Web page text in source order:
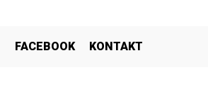
FACEBOOK KONTAKT